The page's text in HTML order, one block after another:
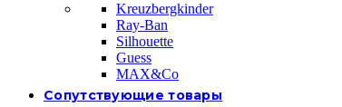
Kreuzbergkinder
Ray-Ban
Silhouette
Guess
MAX&Co
Сопутствующие товары